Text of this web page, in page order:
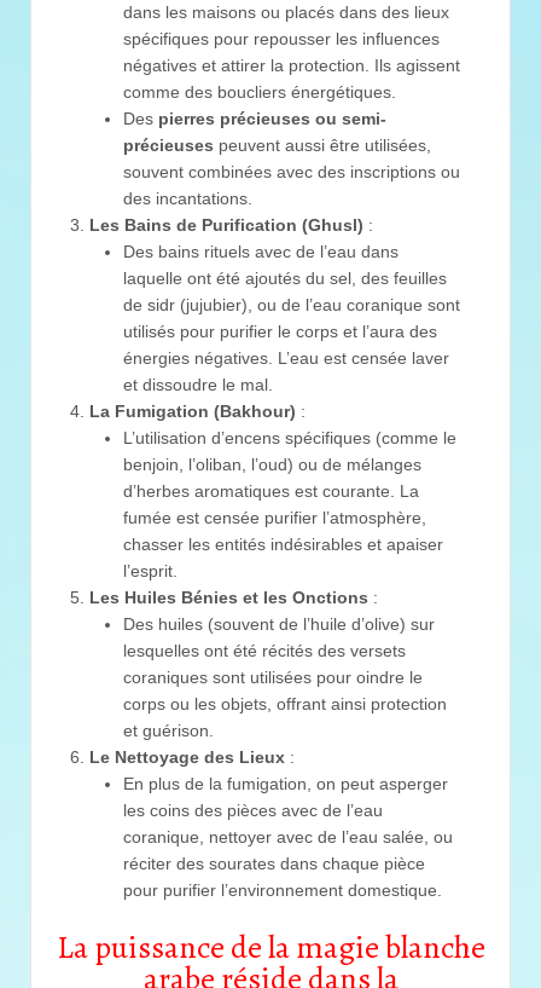
dans les maisons ou placés dans des lieux
spécifiques pour repousser les influences
négatives et attirer la protection. Ils agissent
comme des boucliers énergétiques.
Des pierres précieuses ou semi-
précieuses peuvent aussi être utilisées,
souvent combinées avec des inscriptions ou
des incantations.
Les Bains de Purification (Ghusl) :
Des bains rituels avec de l’eau dans
laquelle ont été ajoutés du sel, des feuilles
de sidr (jujubier), ou de l’eau coranique sont
utilisés pour purifier le corps et l’aura des
énergies négatives. L’eau est censée laver
et dissoudre le mal.
La Fumigation (Bakhour) :
L’utilisation d’encens spécifiques (comme le
benjoin, l’oliban, l’oud) ou de mélanges
d’herbes aromatiques est courante. La
fumée est censée purifier l’atmosphère,
chasser les entités indésirables et apaiser
l’esprit.
Les Huiles Bénies et les Onctions :
Des huiles (souvent de l’huile d’olive) sur
lesquelles ont été récités des versets
coraniques sont utilisées pour oindre le
corps ou les objets, offrant ainsi protection
et guérison.
Le Nettoyage des Lieux :
En plus de la fumigation, on peut asperger
les coins des pièces avec de l’eau
coranique, nettoyer avec de l’eau salée, ou
réciter des sourates dans chaque pièce
pour purifier l’environnement domestique.
La puissance de la magie blanche
arabe réside dans la